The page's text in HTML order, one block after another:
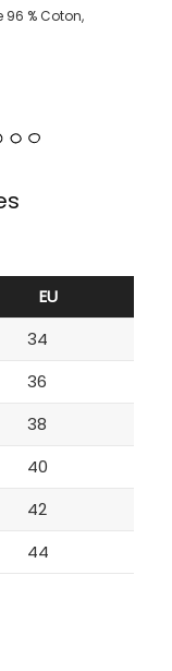
96 % Coton,
EU
34
36
38
40
42
44